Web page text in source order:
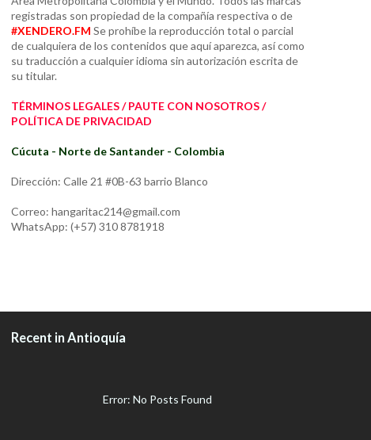
registradas son propiedad de la compañía respectiva o de
#XENDERO.FM Se prohíbe la reproducción total o parcial
de cualquiera de los contenidos que aquí aparezca, así como
su traducción a cualquier idioma sin autorización escrita de
su titular.
TÉRMINOS LEGALES / PAUTE CON NOSOTROS /
POLÍTICA DE PRIVACIDAD
Cúcuta - Norte de Santander - Colombia
Dirección: Calle 21 #0B-63 barrio Blanco
Correo: hangaritac214@gmail.com
WhatsApp: (+57) 310 8781918
Recent in Antioquía
Error: No Posts Found